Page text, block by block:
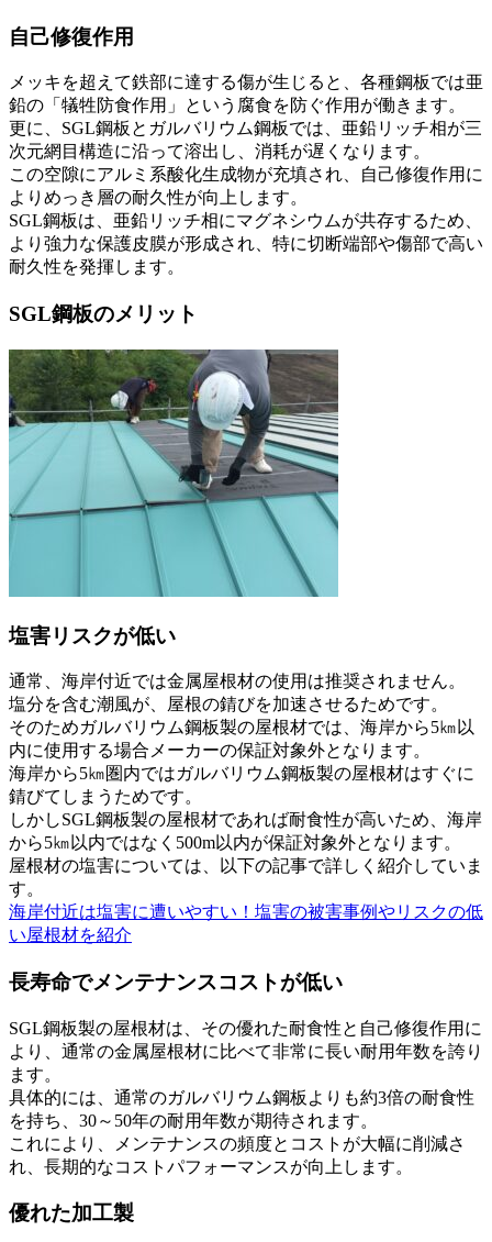
自己修復作用
メッキを超えて鉄部に達する傷が生じると、各種鋼板では亜
鉛の「犠牲防食作用」という腐食を防ぐ作用が働きます。
更に、SGL鋼板とガルバリウム鋼板では、亜鉛リッチ相が三
次元網目構造に沿って溶出し、消耗が遅くなります。
この空隙にアルミ系酸化生成物が充填され、自己修復作用に
よりめっき層の耐久性が向上します。
SGL鋼板は、亜鉛リッチ相にマグネシウムが共存するため、
より強力な保護皮膜が形成され、特に切断端部や傷部で高い
耐久性を発揮します。
SGL鋼板のメリット
塩害リスクが低い
通常、海岸付近では金属屋根材の使用は推奨されません。
塩分を含む潮風が、屋根の錆びを加速させるためです。
そのためガルバリウム鋼板製の屋根材では、海岸から5㎞以
内に使用する場合メーカーの保証対象外となります。
海岸から5㎞圏内ではガルバリウム鋼板製の屋根材はすぐに
錆びてしまうためです。
しかしSGL鋼板製の屋根材であれば耐食性が高いため、海岸
から5㎞以内ではなく500m以内が保証対象外となります。
屋根材の塩害については、以下の記事で詳しく紹介していま
す。
海岸付近は塩害に遭いやすい！塩害の被害事例やリスクの低
い屋根材を紹介
長寿命でメンテナンスコストが低い
SGL鋼板製の屋根材は、その優れた耐食性と自己修復作用に
より、通常の金属屋根材に比べて非常に長い耐用年数を誇り
ます。
具体的には、通常のガルバリウム鋼板よりも約3倍の耐食性
を持ち、30～50年の耐用年数が期待されます。
これにより、メンテナンスの頻度とコストが大幅に削減さ
れ、長期的なコストパフォーマンスが向上します。
優れた加工製